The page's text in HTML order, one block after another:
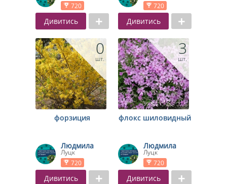
720
Дивитись
720
Дивитись
0
шт.
форзиция
Людмила
Луцк
720
Дивитись
3
шт.
флокс шиловидный
Людмила
Луцк
720
Дивитись